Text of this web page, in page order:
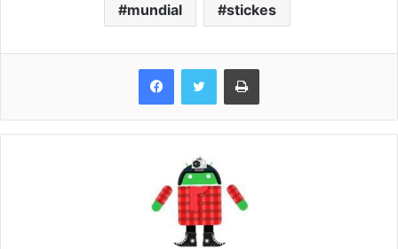
mundial stickes
Imprimir